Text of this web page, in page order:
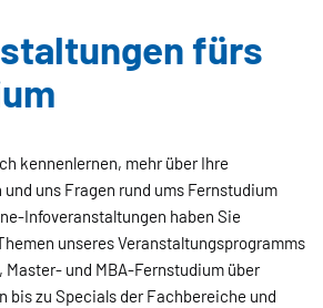
fürs
kennenlernen, mehr über Ihre
uns Fragen rund ums Fernstudium
Infoveranstaltungen haben Sie
unseres Veranstaltungsprogramms
und MBA-Fernstudium über
bis zu Specials der Fachbereiche und